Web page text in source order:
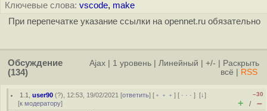
Ключевые слова: vscode, make
При перепечатке указание ссылки на opennet.ru обязательно
Обсуждение
(134)
Ajax 1 уровень Линейный +/-
Раскрыть
всё
RSS
1.1 ,user90 (?), 12:53, 19/02/2021 [ответить] [ ﹢﹢﹢] [ · · ·][↓]
[к модератору]
–30
+ / –